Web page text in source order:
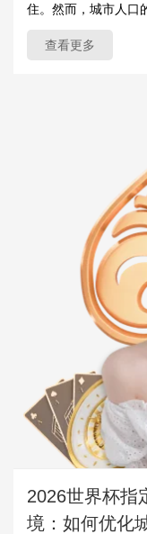
住。然而，城市人口
查看更多
2026世界杯指
境：如何优化